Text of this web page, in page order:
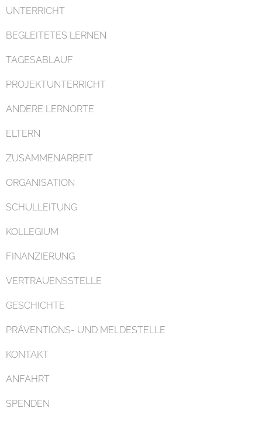
UNTERRICHT
BEGLEITETES LERNEN
TAGESABLAUF
PROJEKTUNTERRICHT
ANDERE LERNORTE
ELTERN
ZUSAMMENARBEIT
ORGANISATION
SCHULLEITUNG
KOLLEGIUM
FINANZIERUNG
VERTRAUENSSTELLE
GESCHICHTE
PRÄVENTIONS- UND MELDESTELLE
KONTAKT
ANFAHRT
SPENDEN